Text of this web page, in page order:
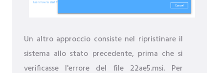
Un altro approccio consiste nel ripristinare il
sistema allo stato precedente, prima che si
verificasse l'errore del file 22ae5.msi. Per